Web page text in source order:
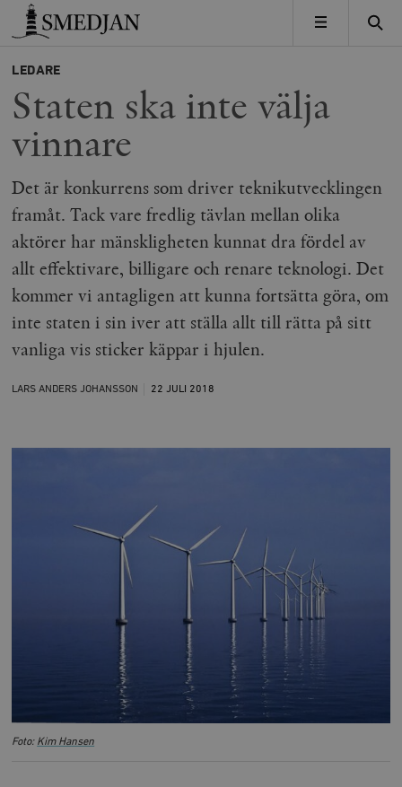
Timbro
MENY
LEDARE
Staten ska inte välja
vinnare
Det är konkurrens som driver teknikutvecklingen
framåt. Tack vare fredlig tävlan mellan olika
aktörer har mänskligheten kunnat dra fördel av
allt effektivare, billigare och renare teknologi. Det
kommer vi antagligen att kunna fortsätta göra, om
inte staten i sin iver att ställa allt till rätta på sitt
vanliga vis sticker käppar i hjulen.
LARS ANDERS JOHANSSON 22 JULI 2018
Foto: Kim Hansen